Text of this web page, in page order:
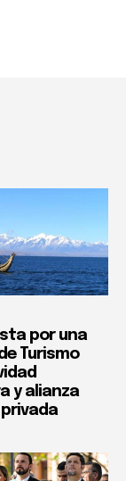
por una
Turismo
y alianza